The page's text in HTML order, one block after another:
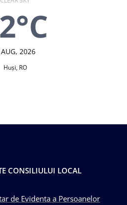
2026
Huşi, RO
CONSILIULUI LOCAL
de Evidenta a Persoanelor